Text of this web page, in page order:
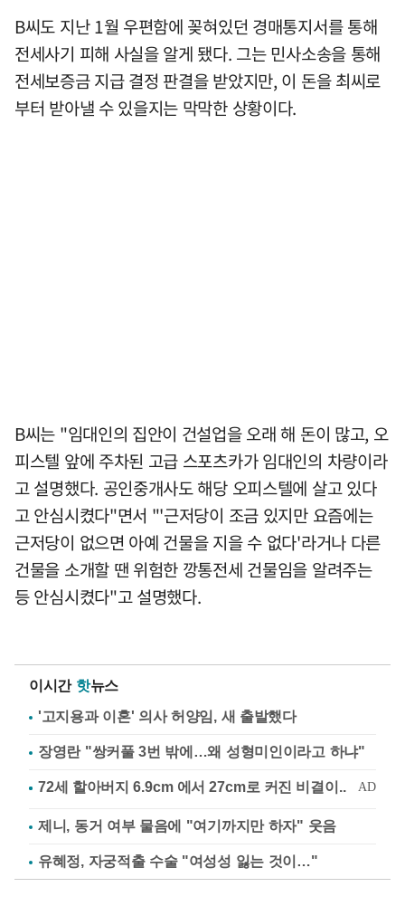
B씨도 지난 1월 우편함에 꽂혀있던 경매통지서를 통해
전세사기 피해 사실을 알게 됐다. 그는 민사소송을 통해
전세보증금 지급 결정 판결을 받았지만, 이 돈을 최씨로
부터 받아낼 수 있을지는 막막한 상황이다.
B씨는 "임대인의 집안이 건설업을 오래 해 돈이 많고, 오
피스텔 앞에 주차된 고급 스포츠카가 임대인의 차량이라
고 설명했다. 공인중개사도 해당 오피스텔에 살고 있다
고 안심시켰다"면서 "'근저당이 조금 있지만 요즘에는
근저당이 없으면 아예 건물을 지을 수 없다'라거나 다른
건물을 소개할 땐 위험한 깡통전세 건물임을 알려주는
등 안심시켰다"고 설명했다.
이시간 핫뉴스
'고지용과 이혼' 의사 허양임, 새 출발했다
장영란 "쌍커풀 3번 밖에…왜 성형미인이라고 하냐"
제니, 동거 여부 물음에 "여기까지만 하자" 웃음
유혜정, 자궁적출 수술 "여성성 잃는 것이…"